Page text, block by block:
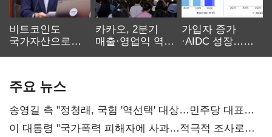
비트코인도
국가자산으로…'
카카오, 2분기
매출·영업익 역대
가입자 증가
·AIDC 성장…
주요 뉴스
송영길 측 "정청래, 국힘 '역선택' 대상…민주당 대표로
총선 지휘 못해"
이 대통령 "국가폭력 피해자에 사과…적극적 조사로